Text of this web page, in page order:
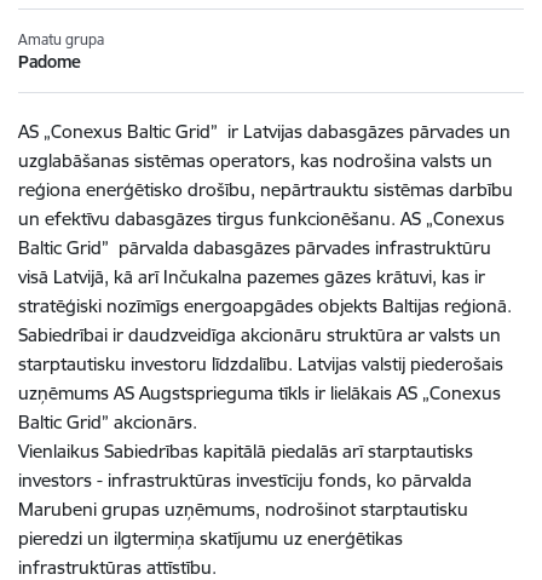
Amatu grupa
Padome
AS „Conexus Baltic Grid” ir Latvijas dabasgāzes pārvades un
uzglabāšanas sistēmas operators, kas nodrošina valsts un
reģiona enerģētisko drošību, nepārtrauktu sistēmas darbību
un efektīvu dabasgāzes tirgus funkcionēšanu. AS „Conexus
Baltic Grid” pārvalda dabasgāzes pārvades infrastruktūru
visā Latvijā, kā arī Inčukalna pazemes gāzes krātuvi, kas ir
stratēģiski nozīmīgs energoapgādes objekts Baltijas reģionā.
Sabiedrībai ir daudzveidīga akcionāru struktūra ar valsts un
starptautisku investoru līdzdalību. Latvijas valstij piederošais
uzņēmums AS Augstsprieguma tīkls ir lielākais AS „Conexus
Baltic Grid” akcionārs.
Vienlaikus Sabiedrības kapitālā piedalās arī starptautisks
investors - infrastruktūras investīciju fonds, ko pārvalda
Marubeni grupas uzņēmums, nodrošinot starptautisku
pieredzi un ilgtermiņa skatījumu uz enerģētikas
infrastruktūras attīstību.